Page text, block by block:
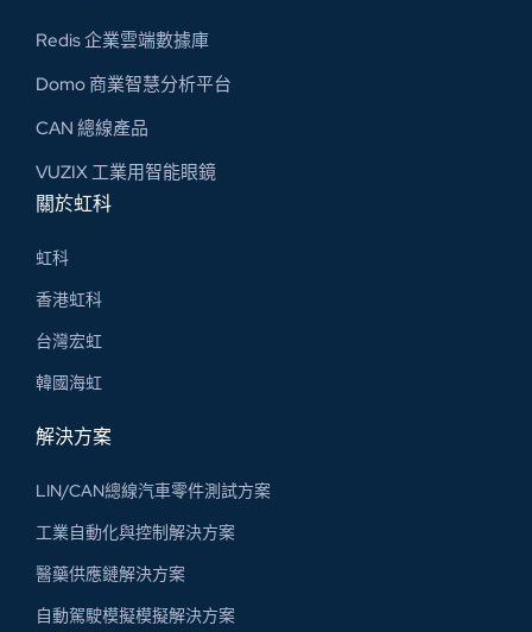
Redis 企業雲端數據庫
Domo 商業智慧分析平台
CAN 總線​產品
VUZIX 工業用智能眼鏡
關於虹科
虹科
香港虹科
台灣宏虹
韓國海虹
解決方案
LIN/CAN總線汽車零件測試方案
工業自動化與控制解決方案
醫藥供應鏈解決方案
自動駕駛模擬模擬解決方案